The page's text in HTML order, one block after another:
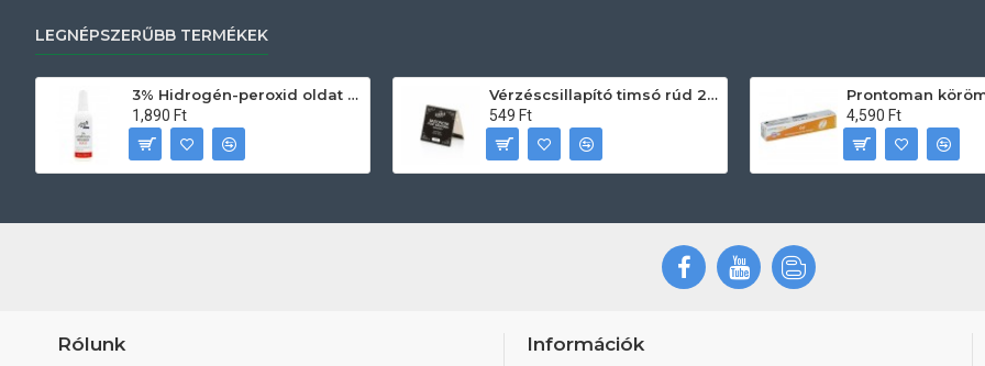
LEGNÉPSZERŰBB TERMÉKEK
3% Hidrogén-peroxid oldat (sebfertőtlenítő) 100ml
1,890 Ft
Vérzéscsillapító timsó rúd 20db
549 Ft
4,590 Ft
Rólunk Információk